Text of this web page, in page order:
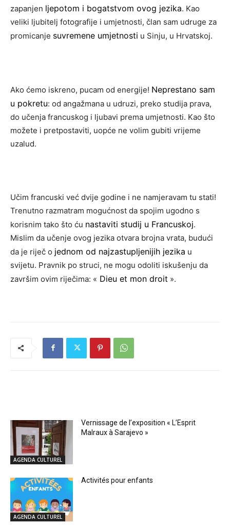
zapanjen ljepotom i bogatstvom ovog jezika. Kao
veliki ljubitelj fotografije i umjetnosti, član sam udruge za
promicanje suvremene umjetnosti u Sinju, u Hrvatskoj.
Ako ćemo iskreno, pucam od energije! Neprestano sam
u pokretu: od angažmana u udruzi, preko studija prava,
do učenja francuskog i ljubavi prema umjetnosti. Kao što
možete i pretpostaviti, uopće ne volim gubiti vrijeme
uzalud.
Učim francuski već dvije godine i ne namjeravam tu stati!
Trenutno razmatram mogućnost da spojim ugodno s
korisnim tako što ću nastaviti studij u Francuskoj.
Mislim da učenje ovog jezika otvara brojna vrata, budući
da je riječ o jednom od najzastupljenijih jezika u
svijetu. Pravnik po struci, ne mogu odoliti iskušenju da
završim ovim riječima: « Dieu et mon droit ».
AGENDA CULTUREL
Vernissage de l’exposition « L’Esprit
Malraux à Sarajevo »
AGENDA CULTUREL
Activités pour enfants